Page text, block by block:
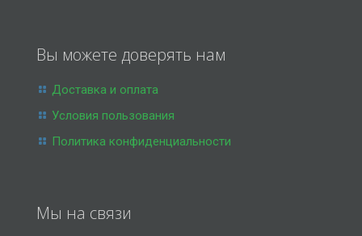
Вы можете доверять нам
Доставка и оплата
Условия пользования
Политика конфиденциальности
Мы на связи